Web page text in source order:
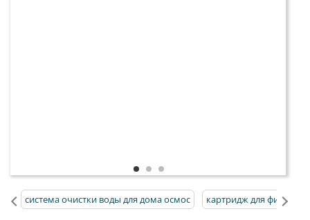
система очистки воды для дома осмос картридж для фильтр